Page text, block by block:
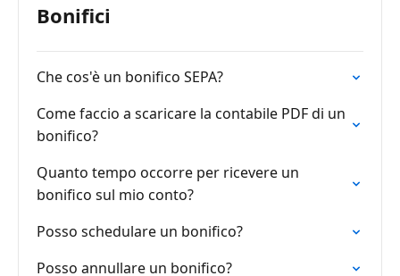
Bonifici
Che cos'è un bonifico SEPA?
Come faccio a scaricare la contabile PDF di un
bonifico?
Quanto tempo occorre per ricevere un
bonifico sul mio conto?
Posso schedulare un bonifico?
Posso annullare un bonifico?